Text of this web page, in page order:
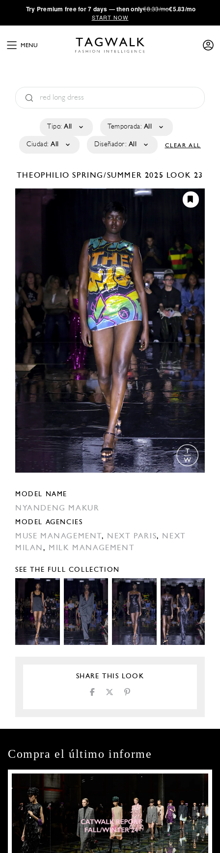
·Try Premium free for 7 days — then only€8.33/mo€5.83/mo
START NOW
MENU
Tipo: All Temporada: All
Ciudad: All Diseñador: All CLEAR ALL
THEOPHILIOSPRING/SUMMER 2025 LOOK 23
MODEL NAME
NYANDENG MAKUR
MODEL AGENCIES
MUSE MANAGEMENT, NEXT PARIS, NEXT
MILAN , MILK MANAGEMENT
SEE THE FULL COLLECTION
SHARE THIS LOOK
Compra el último informe